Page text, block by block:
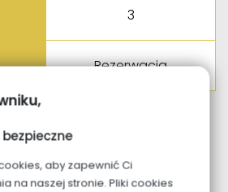
aby zapewnić Ci
na naszej stronie. Pliki cookies
3
Rezerwacja
pobrania
jest naII PIĘTRZE